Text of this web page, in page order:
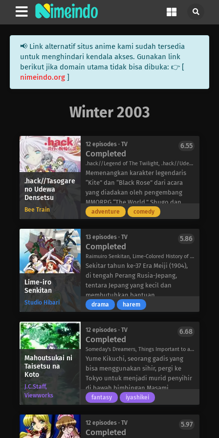
📢 Link alternatif situs anime kami sudah tersedia
untuk menghindari kendala akses. Gunakan link
berikut jika domain utama tidak bisa dibuka: 👉 [
nimeindo.org ]
Winter 2003
.hack//Tasogare
no Udewa
Densetsu
Bee Train
12 episodes · TV
Completed
.hack//Legend of The Twilight, .hack//Udeden, .hack//Legend of the Twilight Bracelet, .hack//DUSK, .hack//黄昏の腕輪伝説
6.55
Memenangkan karakter legendaris
“Kite” dan “Black Rose” dari acara
yang diadakan oleh pengembang
MMORPG “The World,” Shugo dan
saudara kembarnya Rena memasuki
bersama teman-teman baru mereka
Ouka, Mirelle, Hotaru, dan Sanjuro.
Tak lama setelah itu, monster
misterius muncul, dan kematian
akibat monster-monster ini
menyebabkan pemain jatuh koma di
dunia nyata. Hanya Shugo dan Rena
yang dapat menyelesaikan masalah
target, dan apa rahasia yang
disembunyikan oleh permainan ini?
adventure comedy
Lime-iro
Senkitan
Studio Hibari
13 episodes · TV
Completed
Raimuiro Senkitan, Lime-Colored History of War, Lime-iro Senkitan: Meiji Nippon, Otome Sakimorisu., らいむいろ戦奇譚
5.86
Sekitar tahun ke-37 Era Meiji (1904),
di tengah Perang Rusia-Jepang,
tentara Jepang yang kecil dan
membutuhkan bantuan
menggunakan kapal terbang khusus
pangkalan utama Rusia di Port
Arthur (Lushun).
Umakai Shintaro, seorang diplomat
Rusia asal Jepang, membelot dan
pergi ke Sapporo untuk mengajar di
sebuah akademi perempuan. Namun,
akademi perempuan itu tidak biasa—
ia berada di atas kapal Amanohara,
dikenal sebagai Unit Raimu—gadis-
gadis yang memiliki kemampuan
drama harem
Mahoutsukai ni
Taisetsu na
Koto
J.C.Staff,
Viewworks
12 episodes · TV
Completed
Someday's Dreamers, Things Important to a Mage, Things Precious to a Mage, Things That Are Important to Magic Users, 魔法遣いに大切なこと
6.68
Yume Kikuchi, seorang gadis yang
bisa menggunakan sihir, pergi ke
Tokyo untuk menjadi murid penyihir
di bawah bimbingan Masami
Oyamada yang tampan (seorang
orang lain, dan berbagai hal lain
fantasy iyashikei
12 episodes · TV
Completed
5.97